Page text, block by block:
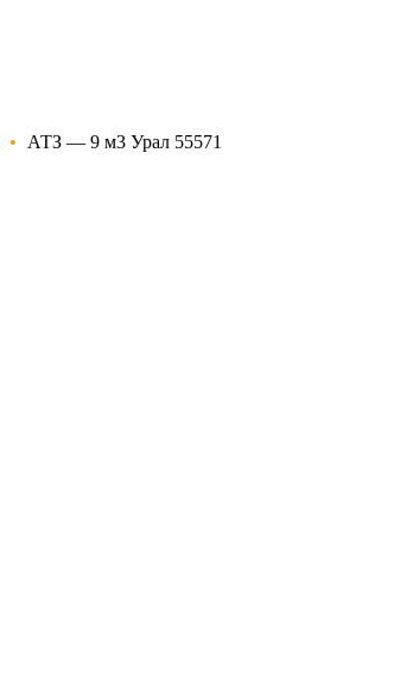
• АТЗ — 9 м3 Урал 55571